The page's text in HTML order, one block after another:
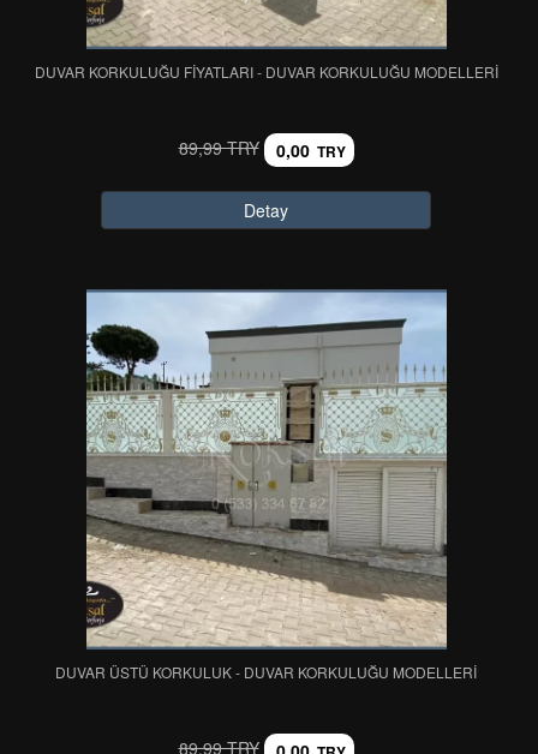
DUVAR KORKULUĞU FİYATLARI - DUVAR KORKULUĞU MODELLERİ
89,99 TRY 0,00 TRY
Detay
DUVAR ÜSTÜ KORKULUK - DUVAR KORKULUĞU MODELLERİ
89,99 TRY